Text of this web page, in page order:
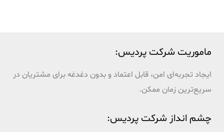
ماموریت شرکت پردیس:
ایجاد تجربه‌ای امن، قابل اعتماد و بدون دغدغه برای مشتریان در
سریع‌ترین زمان ممکن.
چشم انداز شرکت پردیس: